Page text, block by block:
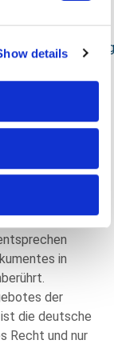
details
oder einzelne
Rechtslage
in
der
ist die deutsche
Recht und nur